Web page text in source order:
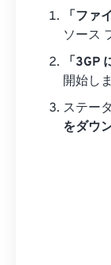
「ファ
ソース
「3GP
開始し
ステー
をダウ